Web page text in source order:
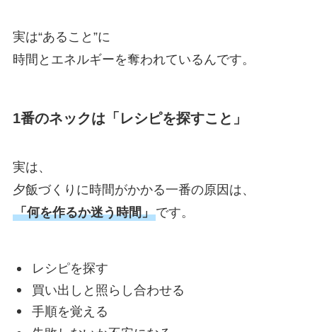
実は“あること”に
時間とエネルギーを奪われているんです。
1番のネックは「レシピを探すこと」
実は、
夕飯づくりに時間がかかる一番の原因は、
「何を作るか迷う時間」です。
レシピを探す
買い出しと照らし合わせる
手順を覚える